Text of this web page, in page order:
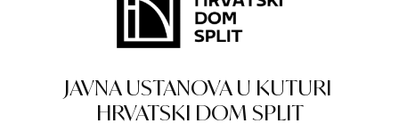
JAVNA USTANOVA U KUTURI
HRVATSKI DOM SPLIT